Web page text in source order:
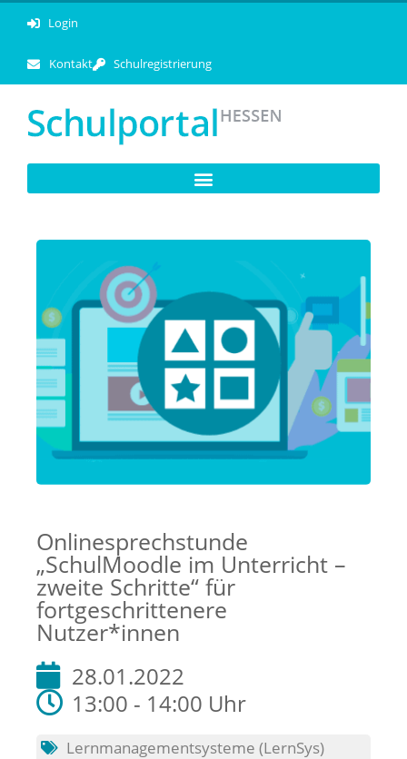
Login
Kontakt Schulregistrierung
Onlinesprechstunde
„SchulMoodle im Unterricht –
zweite Schritte“ für
fortgeschrittenere
Nutzer*innen
28.01.2022
13:00 - 14:00 Uhr
Lernmanagementsysteme (LernSys)